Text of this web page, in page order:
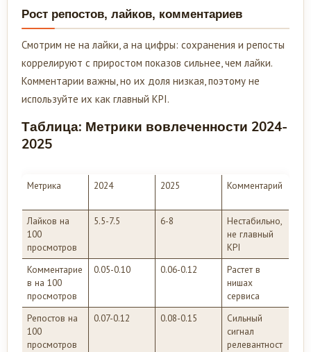
Рост репостов, лайков, комментариев
Смотрим не на лайки, а на цифры: сохранения и репосты
коррелируют с приростом показов сильнее, чем лайки.
Комментарии важны, но их доля низкая, поэтому не
используйте их как главный KPI.
Таблица: Метрики вовлеченности 2024-
2025
Метрика 2024 2025 Комментарий
Лайков на
100
просмотров
5.5-7.5 6-8
Нестабильно,
не главный
KPI
Комментарие
в на 100
просмотров
0.05-0.10 0.06-0.12
Растет в
нишах
сервиса
Репостов на
100
просмотров
0.07-0.12 0.08-0.15
Сильный
сигнал
релевантност